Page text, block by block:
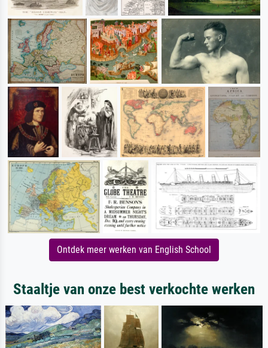
Ontdek meer werken van English School
Staaltje van onze best verkochte werken